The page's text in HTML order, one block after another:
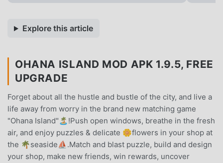
Explore this article
OHANA ISLAND MOD APK 1.9.5, FREE
UPGRADE
Forget about all the hustle and bustle of the city, and live a
life away from worry in the brand new matching game
"Ohana Island"🏝️!Push open windows, breathe in the fresh
air, and enjoy puzzles & delicate 🌼flowers in your shop at
the 🌴seaside⛵.Match and blast puzzle, build and design
your shop, make new friends, win rewards, uncover